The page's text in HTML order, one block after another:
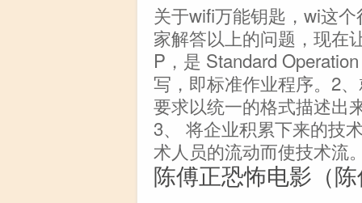
关于wifi万能钥匙，wi这
家解答以上的问题，现在
P，是 Standard
写，即标准作业程序。2
要求以统一的格式描述出
3、 将企业积累下来的技
术人员的流动而使技术流
陈傅正恐怖电影（